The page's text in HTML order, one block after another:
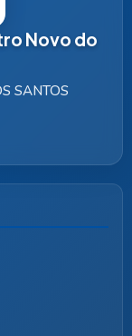
Novo do
SANTOS